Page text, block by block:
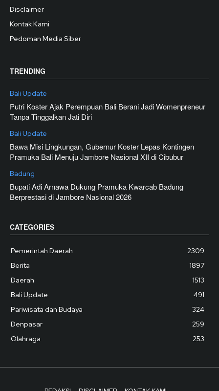
Disclaimer
Kontak Kami
Pedoman Media Siber
TRENDING
Bali Update
Putri Koster Ajak Perempuan Bali Berani Jadi Womenpreneur
Tanpa Tinggalkan Jati Diri
Bali Update
Bawa Misi Lingkungan, Gubernur Koster Lepas Kontingen
Pramuka Bali Menuju Jambore Nasional XII di Cibubur
Badung
Bupati Adi Arnawa Dukung Pramuka Kwarcab Badung
Berprestasi di Jambore Nasional 2026
CATEGORIES
Pemerintah Daerah
2309
Berita
1897
Daerah
1513
Bali Update
491
Pariwisata dan Budaya
324
Denpasar
259
Olahraga
253